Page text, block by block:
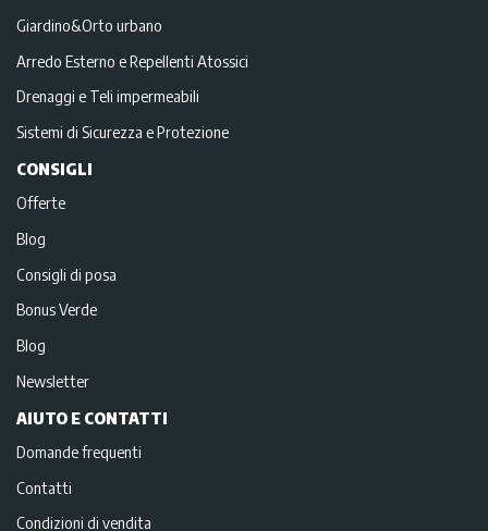
Giardino&Orto urbano
Arredo Esterno e Repellenti Atossici
Drenaggi e Teli impermeabili
Sistemi di Sicurezza e Protezione
CONSIGLI
Offerte
Blog
Consigli di posa
Bonus Verde
Blog
Newsletter
AIUTO E CONTATTI
Domande frequenti
Contatti
Condizioni di vendita